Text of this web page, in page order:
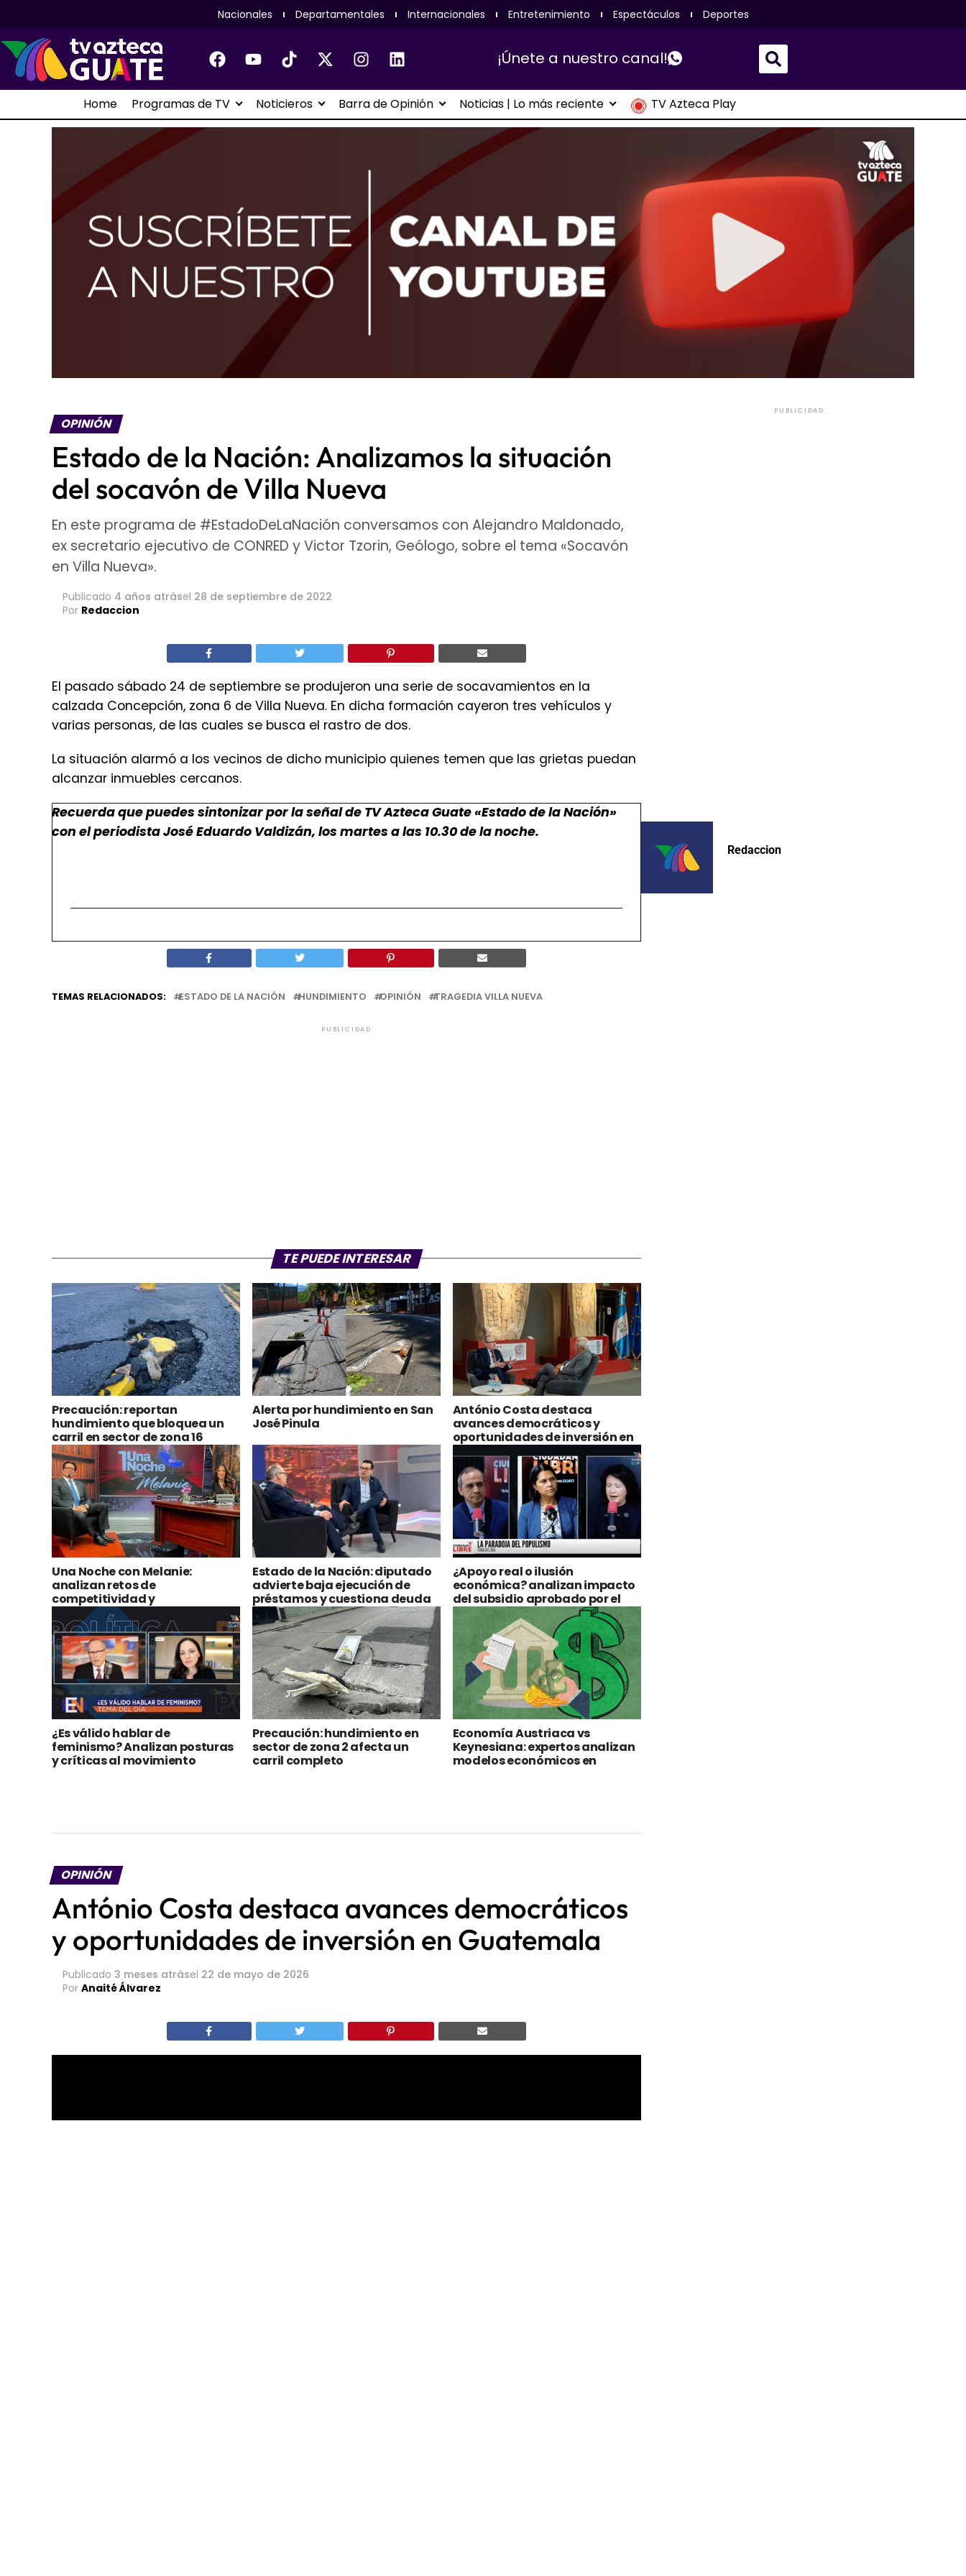
Nacionales Departamentales Internacionales Entretenimiento Espectáculos Deportes
¡Únete a nuestro canal!
Home Programas de TV Noticieros Barra de Opinión Noticias | Lo más reciente TV Azteca Play
OPINIÓN
Estado de la Nación: Analizamos la situación
del socavón de Villa Nueva
En este programa de #EstadoDeLaNación conversamos con Alejandro Maldonado,
ex secretario ejecutivo de CONRED y Victor Tzorin, Geólogo, sobre el tema «Socavón
en Villa Nueva».
Publicado 4 años atrásel 28 de septiembre de 2022
Por Redaccion
El pasado sábado 24 de septiembre se produjeron una serie de socavamientos en la
calzada Concepción, zona 6 de Villa Nueva. En dicha formación cayeron tres vehículos y
varias personas, de las cuales se busca el rastro de dos.
La situación alarmó a los vecinos de dicho municipio quienes temen que las grietas puedan
alcanzar inmuebles cercanos.
Recuerda que puedes sintonizar por la señal de TV Azteca Guate «Estado de la Nación»
con el periodista José Eduardo Valdizán, los martes a las 10.30 de la noche.
Redaccion
TEMAS RELACIONADOS: ESTADO DE LA NACIÓN HUNDIMIENTO OPINIÓN TRAGEDIA VILLA NUEVA
PUBLICIDAD
TE PUEDE INTERESAR
Precaución: reportan
hundimiento que bloquea un
carril en sector de zona 16
Alerta por hundimiento en San
José Pinula
António Costa destaca
avances democráticos y
oportunidades de inversión en
Una Noche con Melanie:
analizan retos de
competitividad y
descentralización de la
inversión en el país
Estado de la Nación: diputado
advierte baja ejecución de
préstamos y cuestiona deuda
pública
¿Apoyo real o ilusión
económica? analizan impacto
del subsidio aprobado por el
Congreso
¿Es válido hablar de
feminismo? Analizan posturas
y críticas al movimiento
Precaución: hundimiento en
sector de zona 2 afecta un
carril completo
Economía Austriaca vs
Keynesiana: expertos analizan
modelos económicos en
OPINIÓN
António Costa destaca avances democráticos
y oportunidades de inversión en Guatemala
Publicado 3 meses atrásel 22 de mayo de 2026
Por Anaité Álvarez
PUBLICIDAD